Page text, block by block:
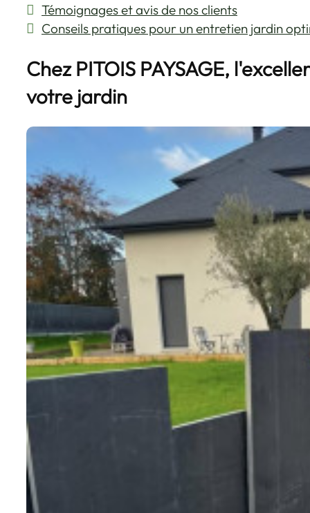
Témoignages et avis de nos clients
Conseils pratiques pour un entretien jardin
Chez PITOIS PAYSAGE,
votre jardin